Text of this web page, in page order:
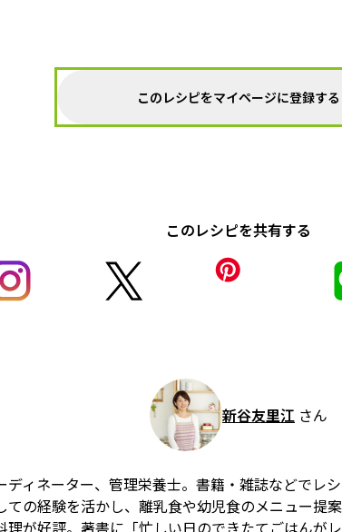
このレシピをマイページに登録する
このレシピを共有する
新谷友里江 さん
ディネーター、管理栄養士。書籍・雑誌などでレ
ての経験を活かし、離乳食や幼児食のメニュー提
理が好評。著書に「忙しい日のできたてごはんが